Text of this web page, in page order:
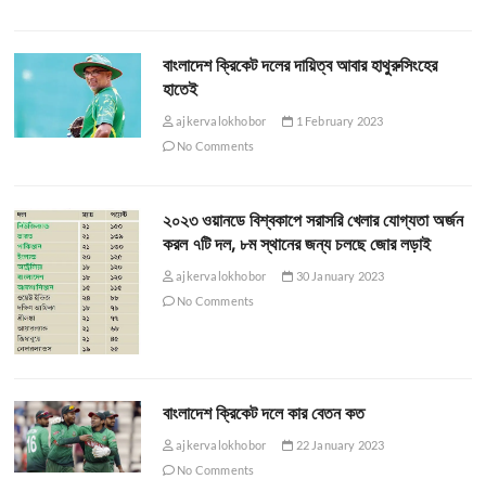
বাংলাদেশ ক্রিকেট দলের দায়িত্ব আবার হাথুরুসিংহের
হাতেই
ajkervalokhobor
1 February 2023
No Comments
২০২৩ ওয়ানডে বিশ্বকাপে সরাসরি খেলার যোগ্যতা অর্জন
করল ৭টি দল, ৮ম স্থানের জন্য চলছে জোর লড়াই
ajkervalokhobor
30 January 2023
No Comments
বাংলাদেশ ক্রিকেট দলে কার বেতন কত
ajkervalokhobor
22 January 2023
No Comments